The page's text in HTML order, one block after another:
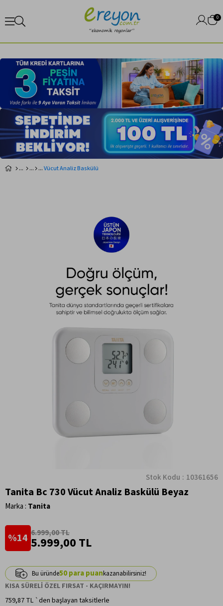
0
Vücut Analiz Baskülü
Stok Kodu 10361656
Tanita Bc 730 Vücut Analiz Baskülü Beyaz
Marka : Tanita
14 6.999,00 TL
5.999,00 TL
50
KISA SÜRELİ ÖZEL FIRSAT - KAÇIRMAYIN!
759,87 TL `den başlayan taksitlerle